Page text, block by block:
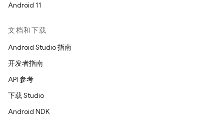
Android 11
文档和下载
Android Studio 指南
开发者指南
API 参考
下载 Studio
Android NDK